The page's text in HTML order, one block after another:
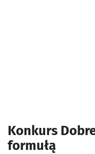
Konkurs
formułą